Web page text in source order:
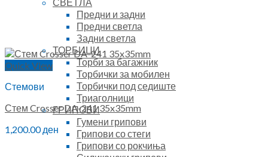
Предни и задни
Предни светла
Задни светла
ТОРБИЦИ
Торби за багажник
Торбички за мобилен
Торбички под седиште
Триаголници
ГРИПОВИ
Гумени грипови
Грипови со стеги
Грипови со рокчиња
Quick View
Стемови
Стем Crosser DA-241 35x35mm
1,200.00ден